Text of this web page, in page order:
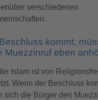
verschiedenen
kommt,
Muezzinruf eben
Islam ist von
Wenn der Beschluss
sich die Bürger den